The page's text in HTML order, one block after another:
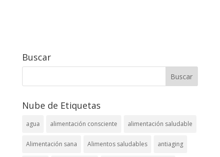
Buscar
Nube de Etiquetas
agua alimentación consciente alimentación saludable
Alimentación sana Alimentos saludables antiaging